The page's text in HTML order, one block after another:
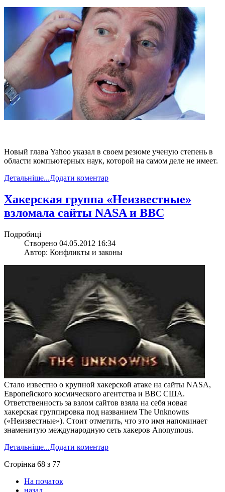
Новый глава Yahoo указал в своем резюме ученую степень в
области компьютерных наук, которой на самом деле не имеет.
Детальніше...Додати коментар
Хакерская группа «Неизвестные»
взломала сайты NASA и ВВС
Подробиці
Створено 04.05.2012 16:34
Автор: Конфликты и законы
Стало известно о крупной хакерской атаке на сайты NASA,
Европейского космического агентства и ВВС США.
Ответственность за взлом сайтов взяла на себя новая
хакерская группировка под названием The Unknowns
(«Неизвестные»). Стоит отметить, что это имя напоминает
знаменитую международную сеть хакеров Anonymous.
Детальніше...Додати коментар
Сторінка 68 з 77
На початок
назад